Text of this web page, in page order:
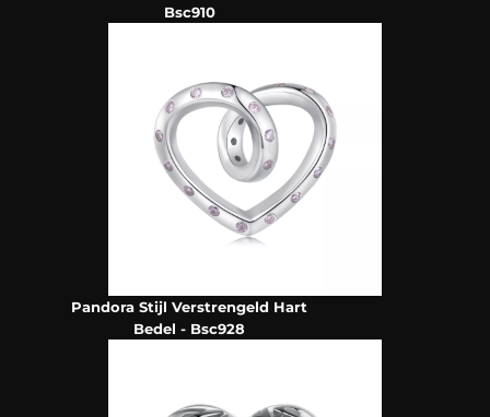
Bsc910
Pandora Stijl Verstrengeld Hart
Bedel - Bsc928